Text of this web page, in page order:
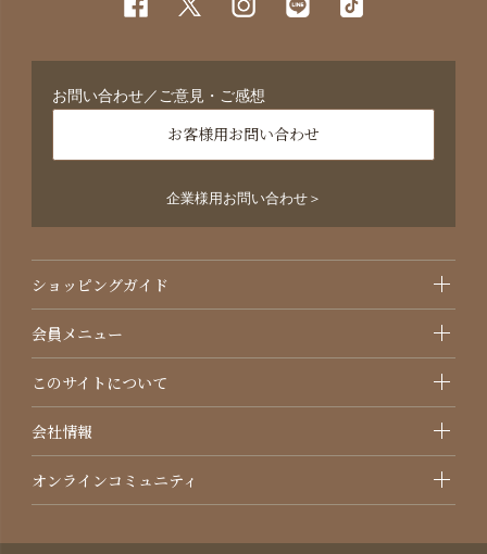
お問い合わせ／ご意見・ご感想
お客様用お問い合わせ
企業様用お問い合わせ＞
ショッピングガイド
会員メニュー
このサイトについて
会社情報
オンラインコミュニティ